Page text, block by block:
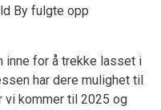
By fulgte opp
inne for å trekke lasset i
har dere mulighet til
vi kommer til 2025 og